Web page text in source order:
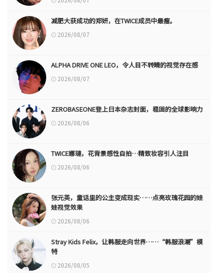
减肥大获成功的郑妍，在TWICE成员中最瘦。
2026/08/07
ALPHA DRIVE ONE LEO，令人目不转睛的视觉存在感
2026/08/07
ZEROBASEONE登上日本杂志封面，稳固的全球影响力
2026/08/06
TWICE娜璉，花背景感性自拍…精致妆容引人注目
2026/08/06
张元英，童话里的公主变成现实……点亮玫瑰花园的娃
娃视觉效果
2026/08/06
Stray Kids Felix，让韩服走向世界……“韩服浪潮”模
特
2026/08/05